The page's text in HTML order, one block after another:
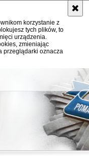
korzystanie z
tych plików, to
urządzenia.
zmieniając
przeglądarki oznacza